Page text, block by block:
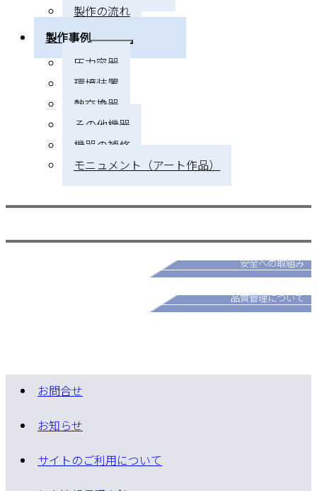
製作の流れ
製作事例
圧力容器
環境装置
熱交換器
その他機器
機器の補修
モニュメント（アート作品）
安全への取組み
品質管理について
お問合せ
お知らせ
サイトのご利用について